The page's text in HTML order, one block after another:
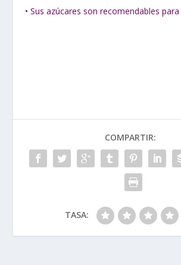
• Sus azúcares son recomendables
COMPARTIR:
TASA: